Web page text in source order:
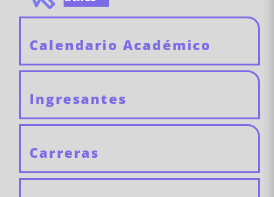
Calendario Académico
Ingresantes
Carreras